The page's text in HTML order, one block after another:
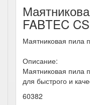
FABTEC
Маятниковая пила
Описание:
Маятниковая пила
для быстрого и
60382